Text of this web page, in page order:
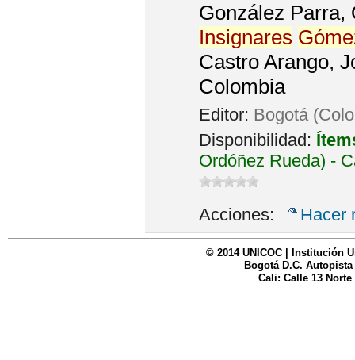
González
Insignares
Castro Arango,
Colombia
Editor: Bogotá
Disponibilidad:
Ordóñez Rueda) -
Acciones: Hacer
© 2014 UNICOC | Institución
Bogotá D.C. Autopista
Cali: Calle 13 Norte